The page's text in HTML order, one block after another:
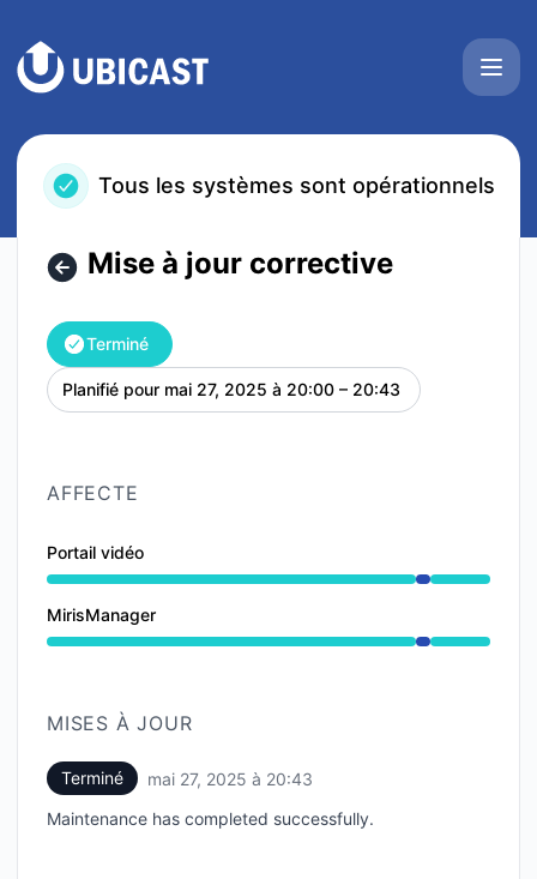
Tous les systèmes sont opérationnels
Mise à jour corrective
Terminé
Planifié pour mai 27, 2025 à 20:00 – 20:43 UTC
AFFECTE
Portail vidéo
Maintenance en cours depuis 8:00 PM à 8:43 PM
MirisManager
Maintenance en cours depuis 8:00 PM à 8:43 PM
MISES À JOUR
Terminé mai 27, 2025 à 20:43
Maintenance has completed successfully.